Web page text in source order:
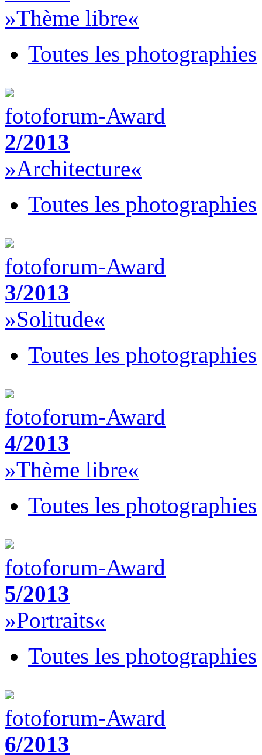
»Thème libre«
Toutes les photographies
fotoforum-Award
2/2013
»Architecture«
Toutes les photographies
fotoforum-Award
3/2013
»Solitude«
Toutes les photographies
fotoforum-Award
4/2013
»Thème libre«
Toutes les photographies
fotoforum-Award
5/2013
»Portraits«
Toutes les photographies
fotoforum-Award
6/2013